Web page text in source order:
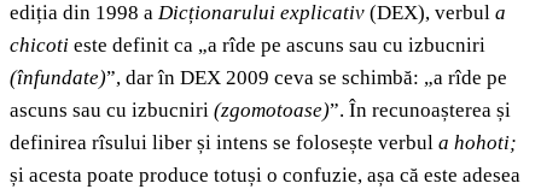
ediția din 1998 a Dicționarului explicativ (DEX), verbul a
chicoti este definit ca „a rîde pe ascuns sau cu izbucniri
(înfundate)”, dar în DEX 2009 ceva se schimbă: „a rîde pe
ascuns sau cu izbucniri (zgomotoase)”. În recunoașterea și
definirea rîsului liber și intens se folosește verbul a hohoti;
și acesta poate produce totuși o confuzie, așa că este adesea